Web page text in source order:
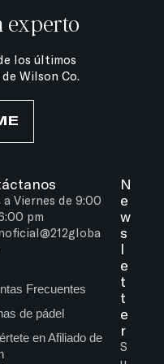
experto
los últimos
Wilson Co.
a Viernes de 9:00
pm
Frecuentes
de pádel
en Afiliado de
N
e
w
s
l
e
t
t
e
r
S